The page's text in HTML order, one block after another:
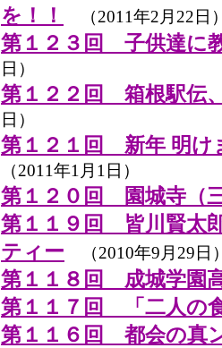
を！！
（2011年2月22日
第１２３回 子供達に
日）
第１２２回 箱根駅伝
日）
第１２１回 新年 明け
（2011年1月1日）
第１２０回 園城寺（
第１１９回 皆川賢太
ティー （2010年9月29日
第１１８回 成城学園
第１１７回 「二人の
第１１６回 都会の真